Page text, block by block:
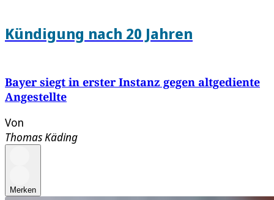
Kündigung nach 20 Jahren
Bayer siegt in erster Instanz gegen altgediente
Angestellte
Von
Thomas Käding
Merken